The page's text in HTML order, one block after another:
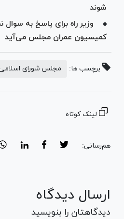
شوند
وزیر راه برای پاسخ به سوال
کمیسیون عمران مجلس می‌آید
برچسب ها: مجلس شورای
لینک کوتاه
هم‌رسانی:
ارسال دیدگاه
دیدگاهتان را بنویسید